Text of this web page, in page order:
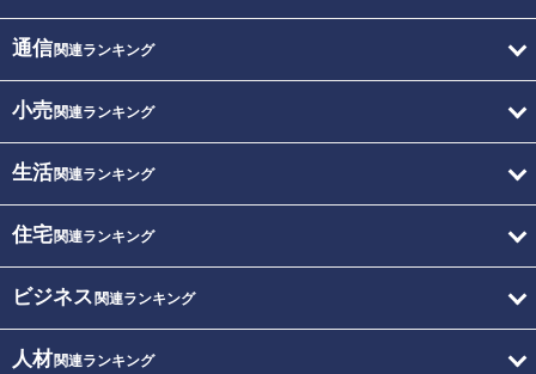
通信関連ランキング
小売関連ランキング
生活関連ランキング
住宅関連ランキング
ビジネス 関連ランキング
人材関連ランキング